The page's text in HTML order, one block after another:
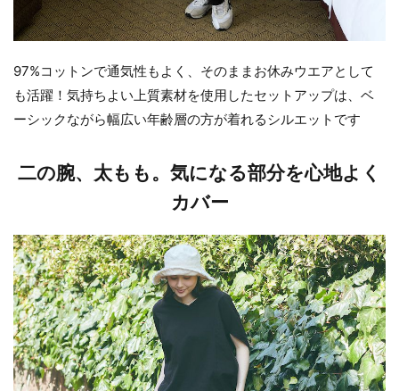
97%コットンで通気性もよく、そのままお休みウエアとして
も活躍！気持ちよい上質素材を使用したセットアップは、ベ
ーシックながら幅広い年齢層の方が着れるシルエットです
二の腕、太もも。気になる部分を心地よく
カバー